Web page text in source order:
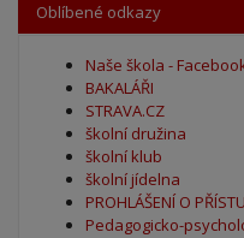
Oblíbené odkazy
Naše škola -
BAKALÁŘI
STRAVA.CZ
školní družina
školní klub
školní jídelna
PROHLÁŠENÍ O
Pedagogicko-